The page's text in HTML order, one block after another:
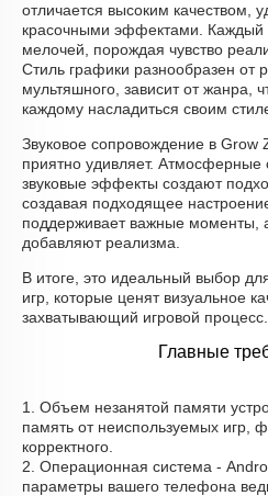
отличается высоким качеством,
красочными эффектами. Каждый
мелочей, порождая чувство
Стиль графики разнообразен от
мультяшного, зависит от жанра,
каждому насладиться своим
Звуковое сопровождение в
приятно удивляет. Атмосферные
звуковые эффекты создают
создавая подходящее
поддерживает важные моменты,
добавляют реализма.
В итоге, это идеальный выбор
игр, которые ценят визуальное
захватывающий игровой процесс.
Главные
1. Объем незанятой памяти
память от неиспользуемых игр,
корректного.
2. Операционная система -
параметры вашего телефона